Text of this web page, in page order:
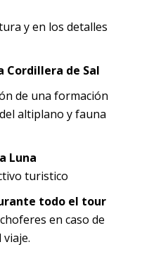
y en los detalles
Cordillera de Sal
de una formación
altiplano y fauna
Luna
turistico
todo el tour
en caso de